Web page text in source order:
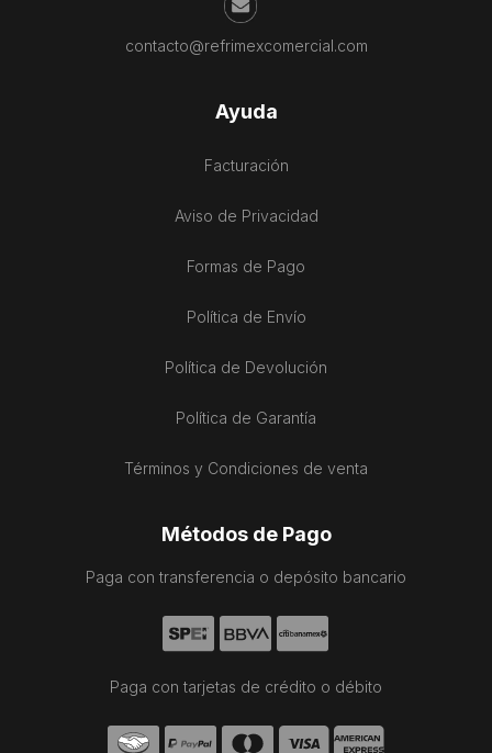
contacto@refrimexcomercial.com
Ayuda
Facturación
Aviso de Privacidad
Formas de Pago
Política de Envío
Política de Devolución
Política de Garantía
Términos y Condiciones de venta
Métodos de Pago
Paga con transferencia o depósito bancario
Paga con tarjetas de crédito o débito